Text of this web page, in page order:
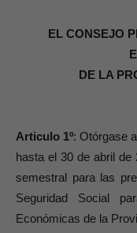
EL CONSEJO
DE LA
Articulo 1º: Otórgase
hasta el 30 de abril de
semestral para las
Seguridad Social
Económicas de la